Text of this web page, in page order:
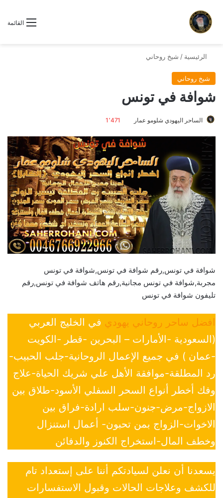
القائمة
الرئيسية / شيخ روحاني
شيخ روحاني
شوافة في تونس
الساحر اليهودي شلومو عمار 1٬471
شوافة في تونس,رقم شوافة في تونس,شوافة في تونس
مجربة,شوافة في تونس مجانية,رقم هاتف شوافة في تونس,رقم
تليفون شوافة في تونس
افضل ساحر روحاني يهودي في الخليج العربي
(السعودية -الأمارات – البحرين -قطر -الكويت
-عمان ) في جميع الإعمال الروحانية-جلب الحبيب-
رد المطلقة-موافقة الأهل علي شريك الحياة-علاج
وفك أخطر أنواع السحر السفلي الأسود-طلاق بين
الازواج-مرض-جنون-سلب ارادة-فراق بين
الاخوات-الزواج بمن تحبون- أعمال استنزال
وخطف المال-استخراج الكنوز والدفائن
يسعدنا أن نعلن لسيادتكم أننا على إستعداد تام
للكشف وعلاجات الحالات وقبول الاستفسارات